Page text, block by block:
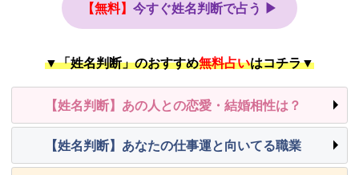
【無料】 今すぐ姓名判断で占う ▶
▼「姓名判断」のおすすめ無料占いはコチラ▼
【姓名判断】あの人との恋愛・結婚相性は？
【姓名判断】あなたの仕事運と向いてる職業